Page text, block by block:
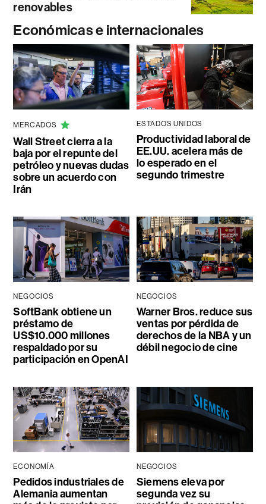
renovables
Económicas e internacionales
MERCADOS
Wall Street cierra a la
baja por el repunte del
petróleo y nuevas dudas
sobre un acuerdo con
Irán
ESTADOS UNIDOS
Productividad laboral de
EE.UU. acelera más de
lo esperado en el
segundo trimestre
NEGOCIOS
SoftBank obtiene un
préstamo de
US$10.000 millones
respaldado por su
participación en OpenAI
NEGOCIOS
Warner Bros. reduce sus
ventas por pérdida de
derechos de la NBA y un
débil negocio de cine
ECONOMÍA
Pedidos industriales de
Alemania aumentan
NEGOCIOS
Siemens eleva por
segunda vez su